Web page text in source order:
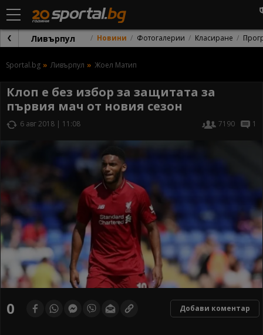
Ливърпул Новини Фотогалерии Класиране
Sportal.bg Ливърпул Жоел Матип
Клоп е без избор за защитата за
първия мач от новия сезон
6 авг 2018 | 11:08 7190 1
0 Добави коментар